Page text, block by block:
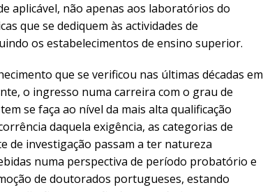
aplicável, não apenas aos laboratórios do
que se dediquem às actividades de
os estabelecimentos de ensino superior.
que se verificou nas últimas décadas em
o ingresso numa carreira com o grau de
se faça ao nível da mais alta qualificação
daquela exigência, as categorias de
de investigação passam a ter natureza
numa perspectiva de período probatório e
de doutorados portugueses, estando